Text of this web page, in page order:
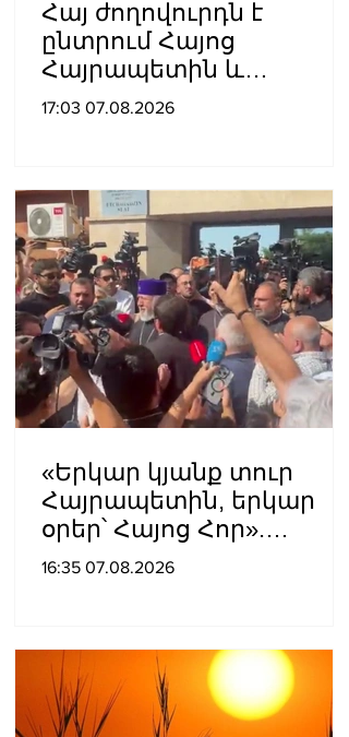
Հայ ժողովուրդն է
ընտրում Հայոց
Հայրապետին և
հեռացնելու
մարդը. Նարեկ
Կարապետյան
17:03 07.08.2026
«Երկար կյանք տուր
Հայրապետին, երկար
օրեր՝ Հայոց Հոր».
քաղաքացիները
16:35 07.08.2026